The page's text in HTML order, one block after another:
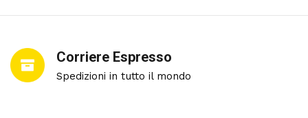
Corriere Espresso
Spedizioni in tutto il mondo